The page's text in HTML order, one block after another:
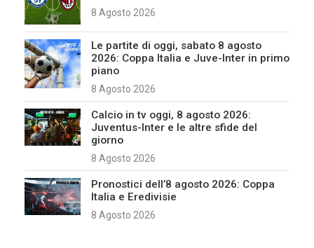
8 Agosto 2026
Le partite di oggi, sabato 8 agosto
2026: Coppa Italia e Juve-Inter in primo
piano
8 Agosto 2026
Calcio in tv oggi, 8 agosto 2026:
Juventus-Inter e le altre sfide del
giorno
8 Agosto 2026
Pronostici dell’8 agosto 2026: Coppa
Italia e Eredivisie
8 Agosto 2026